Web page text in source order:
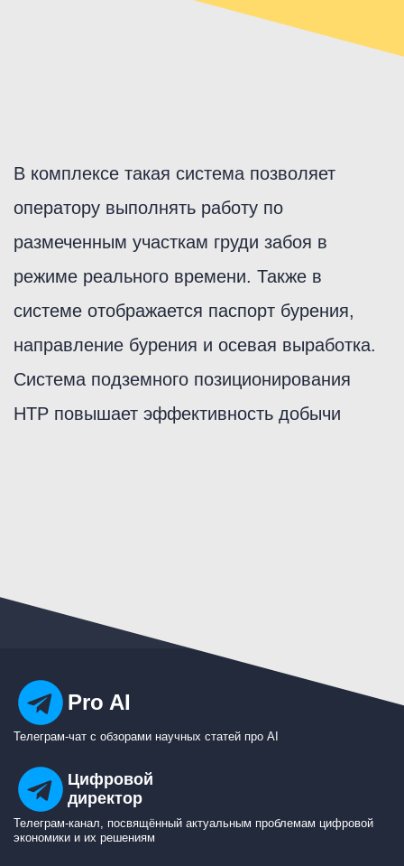
В комплексе такая система позволяет
оператору выполнять работу по
размеченным участкам груди забоя в
режиме реального времени. Также в
системе отображается паспорт бурения,
направление бурения и осевая выработка.
Система подземного позиционирования
НТР повышает эффективность добычи
Pro AI
Телеграм-чат с обзорами научных статей про AI
Цифровой
директор
Телеграм-канал, посвящённый актуальным проблемам цифровой
экономики и их решениям